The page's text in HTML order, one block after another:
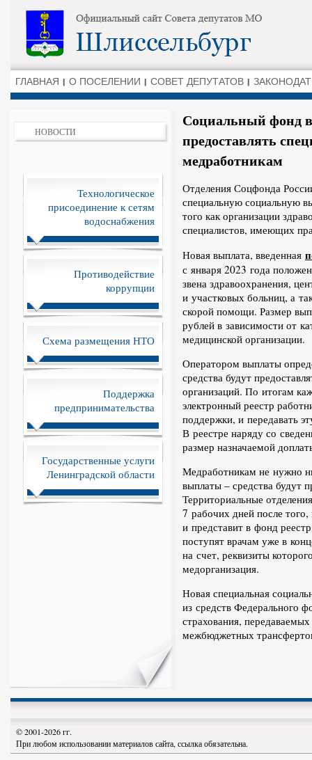
ГЛАВНАЯ О ПОСЕЛЕНИИ СОВЕТ ДЕПУТАТОВ
НОВОСТИ
Технологическое
присоединение к сетям
водоснабжения
Противодействие
коррупции
Схема размещения НТО
Поддержка
предпринимательства
Государственные услуги
Ленинградской области
Социальный фонд
предоставлять
медработникам
Отделения Соцфонда
специальную социальную
того как организации
специалистов, имеющих
Новая выплата, введенная
с января 2023 года
звена здравоохранения,
и участковых больниц, а
скорой помощи. Размер
рублей в зависимости от
медицинской организации.
Оператором выплаты
средства будут
организаций. По итогам
электронный реестр
поддержки, и передавать
В реестре наряду со
размер назначаемой
Медработникам не нужно
выплаты – средства будут
Территориальные
7 рабочих дней после
и представит в фонд
поступят врачам уже в
на счет, реквизиты
медорганизация.
Новая специальная
из средств Федерального
страхования,
межбюджетных
© 2001-2026 гг.
При любом использовании материалов сайта, ссылка обязательна.